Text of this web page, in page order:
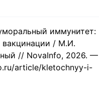
иммунитет:
вакцинации / М.И.
// NovaInfo, 2026. —
article/kletochnyy-i-